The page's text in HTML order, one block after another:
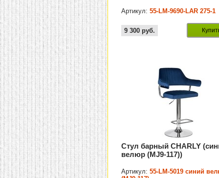
Артикул:55-LM-9690-LAR 275-1
9 300 руб.
Стул барный CHARLY
велюр (MJ9-117))
Артикул:55-LM-5019 синий